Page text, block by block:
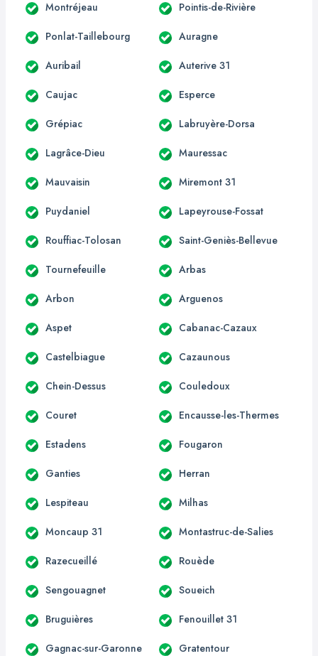
Montréjeau Pointis-de-Rivière
Ponlat-Taillebourg Auragne
Auribail Auterive 31
Caujac Esperce
Grépiac Labruyère-Dorsa
Lagrâce-Dieu Mauressac
Mauvaisin Miremont 31
Puydaniel Lapeyrouse-Fossat
Rouffiac-Tolosan Saint-Geniès-Bellevue
Tournefeuille Arbas
Arbon Arguenos
Aspet Cabanac-Cazaux
Castelbiague Cazaunous
Chein-Dessus Couledoux
Couret Encausse-les-Thermes
Estadens Fougaron
Ganties Herran
Lespiteau Milhas
Moncaup 31 Montastruc-de-Salies
Razecueillé Rouède
Sengouagnet Soueich
Bruguières Fenouillet 31
Gagnac-sur-Garonne Gratentour